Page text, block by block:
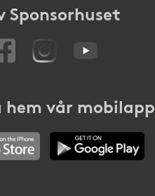
Sponsorhuset
hem vår mobilapp